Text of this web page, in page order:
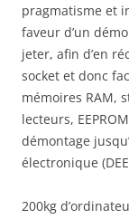
pragmatisme et
faveur d’un
jeter, afin d’en
socket et donc
mémoires RAM,
lecteurs,
démontage
électronique
200kg